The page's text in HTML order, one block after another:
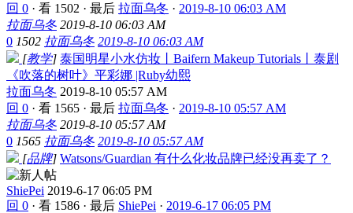
回 0 · 看 1502 · 最后 拉面乌冬 · 2019-8-10 06:03 AM
拉面乌冬 2019-8-10 06:03 AM
0 1502 拉面乌冬 2019-8-10 06:03 AM
[教学] 泰国明星小水仿妆丨Baifern Makeup Tutorials丨泰剧
《吹落的树叶》平彩娜 |Ruby幼熙
拉面乌冬 2019-8-10 05:57 AM
回 0 · 看 1565 · 最后 拉面乌冬 · 2019-8-10 05:57 AM
拉面乌冬 2019-8-10 05:57 AM
0 1565 拉面乌冬 2019-8-10 05:57 AM
[品牌] Watsons/Guardian 有什么化妆品牌已经没再卖了？
ShiePei 2019-6-17 06:05 PM
回 0 · 看 1586 · 最后 ShiePei · 2019-6-17 06:05 PM